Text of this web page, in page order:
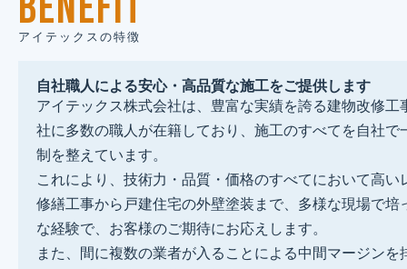
アイテックスの特徴
自社職人による安心・高品質な施工をご提供します
アイテックス株式会社は、豊富な実績を誇る建物改修工
社に多数の職人が在籍しており、施工のすべてを自社で
制を整えています。
これにより、技術力・品質・価格のすべてにおいて高い
修繕工事から戸建住宅の外壁塗装まで、多様な現場で培
な経験で、お客様のご期待にお応えします。
また、間に複数の業者が入ることによる中間マージンを